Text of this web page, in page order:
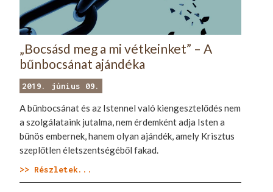
„Bocsásd meg a mi vétkeinket” – A
bűnbocsánat ajándéka
2019. június 09.
A bűnbocsánat és az Istennel való kiengesztelődés nem
a szolgálataink jutalma, nem érdemként adja Isten a
bűnös embernek, hanem olyan ajándék, amely Krisztus
szeplőtlen életszentségéből fakad.
>> Részletek...